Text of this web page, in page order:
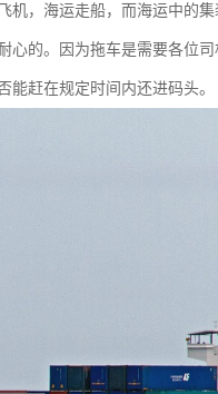
，海运走船，而海运中的集
的。因为拖车是需要各位
赶在规定时间内还进码头。